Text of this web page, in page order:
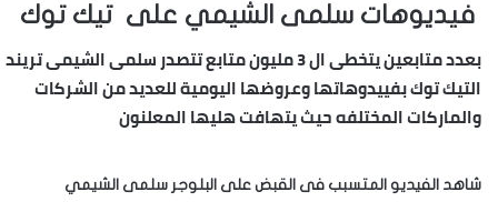
فيديوهات سلمى الشيمي على تيك توك
بعدد متابعين يتخطى ال 3 مليون متابع تتصدر سلمى الشيمى تريند
التيك توك بفييدوهاتها وعروضها اليومية للعديد من الشركات
والماركات المختلفه حيث يتهافت هليها المعلنون
شاهد الفيديو المتسبب فى القبض على البلوجر سلمى الشيمي